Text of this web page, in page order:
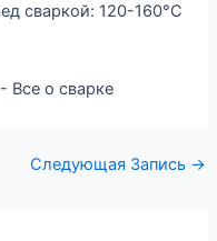
сваркой: 120-160°С
Следующая Запись →